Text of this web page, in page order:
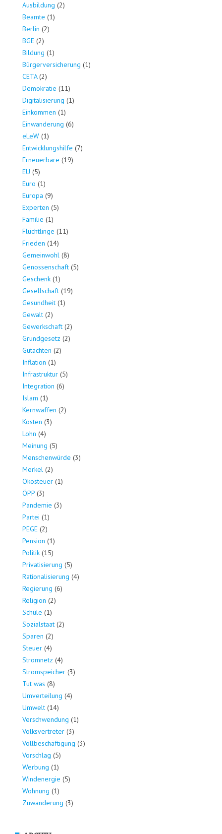
Ausbildung (2)
Beamte (1)
Berlin (2)
BGE (2)
Bildung (1)
Bürgerversicherung (1)
CETA(2)
Demokratie (11)
Digitalisierung (1)
Einkommen (1)
Einwanderung (6)
eLeW (1)
Entwicklungshilfe (7)
Erneuerbare (19)
EU (5)
Euro (1)
Europa (9)
Experten (5)
Familie (1)
Flüchtlinge (11)
Frieden (14)
Gemeinwohl (8)
Genossenschaft (5)
Geschenk (1)
Gesellschaft (19)
Gesundheit (1)
Gewalt (2)
Gewerkschaft (2)
Grundgesetz (2)
Gutachten (2)
Inflation (1)
Infrastruktur (5)
Integration (6)
Islam (1)
Kernwaffen (2)
Kosten (3)
Lohn (4)
Meinung (5)
Menschenwürde (3)
Merkel (2)
Ökosteuer (1)
ÖPP (3)
Pandemie (3)
Partei (1)
PEGE (2)
Pension (1)
Politik (15)
Privatisierung (5)
Rationalisierung (4)
Regierung (6)
Religion (2)
Schule (1)
Sozialstaat (2)
Sparen (2)
Steuer (4)
Stromnetz (4)
Stromspeicher (3)
Tut was (8)
Umverteilung (4)
Umwelt (14)
Verschwendung (1)
Volksvertreter (3)
Vollbeschäftigung (3)
Vorschlag (5)
Werbung (1)
Windenergie (5)
Wohnung (1)
Zuwanderung (3)